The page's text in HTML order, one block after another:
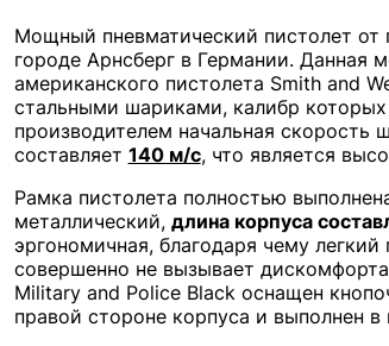
Мощный пневматический пистолет от
городе Арнсберг в Германии. Данная
американского пистолета Smith and
стальными шариками, калибр
производителем начальная скорость
составляет 140 м/с, что является
Рамка пистолета полностью
металлический, длина корпуса
эргономичная, благодаря чему
совершенно не вызывает
Military and Police Black оснащен
правой стороне корпуса и выполнен